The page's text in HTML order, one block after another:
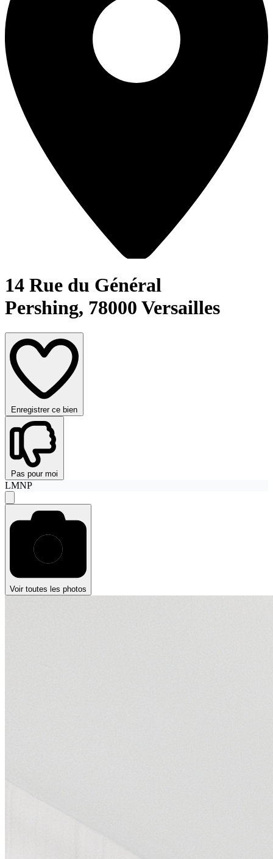
14 Rue du Général
Pershing, 78000 Versailles
Enregistrer ce bien
Pas pour moi
LMNP
Voir toutes les photos